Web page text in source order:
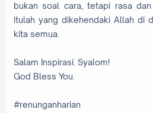
bukan soal cara, tetapi rasa
itulah yang dikehendaki Allah di
kita semua.
Salam Inspirasi. Syalom!
God Bless You.
#renunganharian